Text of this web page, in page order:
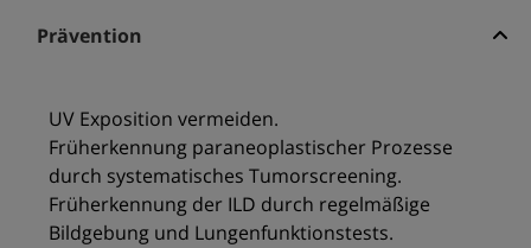
Prävention
UV Exposition vermeiden.
Früherkennung paraneoplastischer Prozesse
durch systematisches Tumorscreening.
Früherkennung der ILD durch regelmäßige
Bildgebung und Lungenfunktionstests.